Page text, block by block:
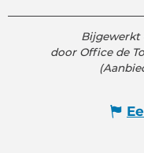
Bijgewerkt
door Office de